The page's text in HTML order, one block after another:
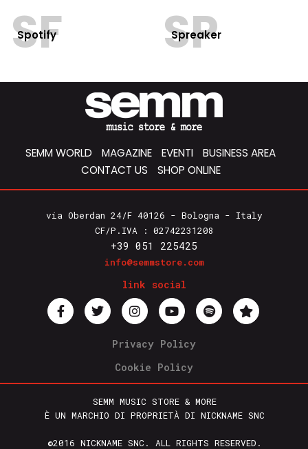
SF
Spotify SP
Spreaker
SEMM WORLD MAGAZINE EVENTI
BUSINESS AREA
CONTACT US
SHOP ONLINE
via Oberdan 24/F 40126 - Bologna - Italy
CF/P.IVA : 02742231208
+39 051 225425
info@semmstore.com
link social
Privacy Policy
Cookie Policy
SEMM MUSIC STORE & MORE
È UN MARCHIO DI PROPRIETÀ DI NICKNAME SNC
©2016 NICKNAME SNC. ALL RIGHTS RESERVED.